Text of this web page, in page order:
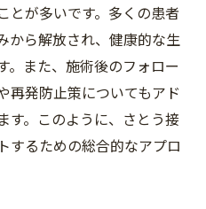
とが多いです。多くの患者
から解放され、健康的な生
。また、施術後のフォロー
再発防止策についてもアド
す。このように、さとう接
するための総合的なアプロ